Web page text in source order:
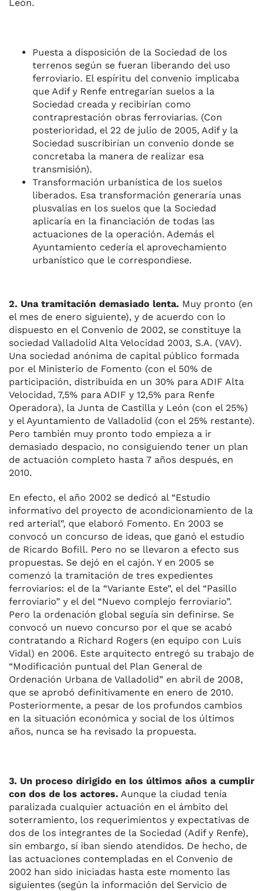
León.
Puesta a disposición de la Sociedad de los
terrenos según se fueran liberando del uso
ferroviario. El espíritu del convenio implicaba
que Adif y Renfe entregarían suelos a la
Sociedad creada y recibirían como
contraprestación obras ferroviarias. (Con
posterioridad, el 22 de julio de 2005, Adif y la
Sociedad suscribirían un convenio donde se
concretaba la manera de realizar esa
transmisión).
Transformación urbanística de los suelos
liberados. Esa transformación generaría unas
plusvalías en los suelos que la Sociedad
aplicaría en la financiación de todas las
actuaciones de la operación. Además el
Ayuntamiento cedería el aprovechamiento
urbanístico que le correspondiese.
2. Una tramitación demasiado lenta. Muy pronto (en
el mes de enero siguiente), y de acuerdo con lo
dispuesto en el Convenio de 2002, se constituye la
sociedad Valladolid Alta Velocidad 2003, S.A. (VAV).
Una sociedad anónima de capital público formada
por el Ministerio de Fomento (con el 50% de
participación, distribuida en un 30% para ADIF Alta
Velocidad, 7,5% para ADIF y 12,5% para Renfe
Operadora), la Junta de Castilla y León (con el 25%)
y el Ayuntamiento de Valladolid (con el 25% restante).
Pero también muy pronto todo empieza a ir
demasiado despacio, no consiguiendo tener un plan
de actuación completo hasta 7 años después, en
2010.
En efecto, el año 2002 se dedicó al “Estudio
informativo del proyecto de acondicionamiento de la
red arterial”, que elaboró Fomento. En 2003 se
convocó un concurso de ideas, que ganó el estudio
de Ricardo Bofill. Pero no se llevaron a efecto sus
propuestas. Se dejó en el cajón. Y en 2005 se
comenzó la tramitación de tres expedientes
ferroviarios: el de la “Variante Este”, el del “Pasillo
ferroviario” y el del “Nuevo complejo ferroviario”.
Pero la ordenación global seguía sin definirse. Se
convocó un nuevo concurso por el que se acabó
contratando a Richard Rogers (en equipo con Luis
Vidal) en 2006. Este arquitecto entregó su trabajo de
“Modificación puntual del Plan General de
Ordenación Urbana de Valladolid” en abril de 2008,
que se aprobó definitivamente en enero de 2010.
Posteriormente, a pesar de los profundos cambios
en la situación económica y social de los últimos
años, nunca se ha revisado la propuesta.
3. Un proceso dirigido en los últimos años a cumplir
con dos de los actores. Aunque la ciudad tenía
paralizada cualquier actuación en el ámbito del
soterramiento, los requerimientos y expectativas de
dos de los integrantes de la Sociedad (Adif y Renfe),
sin embargo, sí iban siendo atendidos. De hecho, de
las actuaciones contempladas en el Convenio de
2002 han sido iniciadas hasta este momento las
siguientes (según la información del Servicio de